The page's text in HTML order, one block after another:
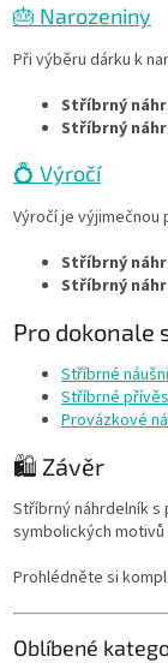
🎂 Narozeniny
Při výběru dárku k
Stříbrný
Stříbrný
💍 Výročí
Výročí je
Stříbrný
Stříbrný
Pro dokonale
Stříbrné
Stříbrné
Provázkové
🛍️ Závěr
Stříbrný náhrdelník
symbolických
Prohlédněte si
Oblíbené